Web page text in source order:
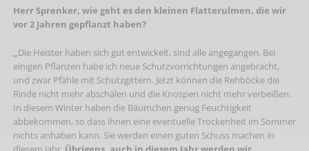
Herr Sprenker, wie geht es den kleinen Flatterulmen, die wir
vor 2 Jahren gepflanzt haben?
„Die Heister haben sich gut entwickelt, sind alle angegangen. Bei
einigen Pflanzen habe ich neue Schutzvorrichtungen angebracht,
und zwar Pfähle mit Schutzgittern. Jetzt können die Rehböcke die
Rinde nicht mehr abschälen und die Knospen nicht mehr verbeißen.
In diesem Winter haben die Bäumchen genug Feuchtigkeit
abbekommen, so dass ihnen eine eventuelle Trockenheit im Sommer
nichts anhaben kann. Sie werden einen guten Schuss machen in